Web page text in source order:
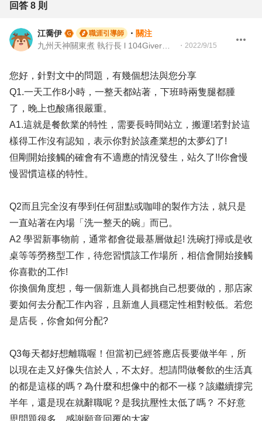
回答 8 則
江喬伊 職涯引導師 ・ 關注
・ 2022/9/15
您好，針對文中的問題，有幾個想法與您分享
Q1.一天工作8小時，一整天都站著，下班時兩隻腿都腫
了，晚上也酸痛很嚴重。
A1.這就是餐飲業的特性，需要長時間站立，搬運!若對於這
樣得工作沒有認知，表示你對於該產業想的太夢幻了!
但剛開始接觸的確會有不適應的情況發生，站久了!!你會慢
慢習慣這樣的特性。
Q2而且完全沒有學到任何甜點或咖啡的製作方法，就只是
一直站著在內場「洗一整天的碗」而已。
A2 學習新事物前，通常都會從最基層做起! 洗碗打掃或是收
桌等等勞務型工作，待您習慣該工作場所，相信會開始接觸
你喜歡的工作!
你換個角度想，每一個新進人員都挑自己想要做的，那店家
要如何去分配工作內容，且新進人員穩定性相對較低。若您
是店長，你會如何分配?
Q3每天都好想離職喔！但當初已經答應店長要做半年，所
以現在走又好像失信於人，不太好。想請問做餐飲的生活真
的都是這樣的嗎？為什麼和想像中的都不一樣？該繼續撐完
半年，還是現在就辭職呢？是我抗壓性太低了嗎？ 不好意
思問題很多，感謝願意回覆的大家。